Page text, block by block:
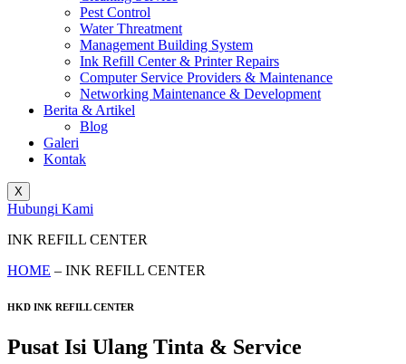
Pest Control
Water Threatment
Management Building System
Ink Refill Center & Printer Repairs
Computer Service Providers & Maintenance
Networking Maintenance & Development
Berita & Artikel
Blog
Galeri
Kontak
X
Hubungi Kami
INK REFILL CENTER
HOME – INK REFILL CENTER
HKD INK REFILL CENTER
Pusat Isi Ulang Tinta & Service